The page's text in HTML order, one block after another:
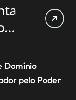
Domínio
pelo Poder